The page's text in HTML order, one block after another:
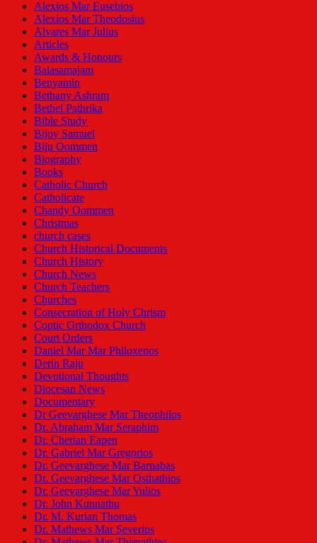
Alexios Mar Eusebios
Alexios Mar Theodosius
Alvares Mar Julius
Articles
Awards & Honours
Balasamajam
Benyamin
Bethany Ashram
Bethel Pathrika
Bible Study
Bijoy Samuel
Biju Oommen
Biography
Books
Catholic Church
Catholicate
Chandy Oommen
Christmas
church cases
Church Historical Documents
Church History
Church News
Church Teachers
Churches
Consecration of Holy Chrism
Coptic Orthodox Church
Court Orders
Daniel Mar Mar Philoxenos
Derin Raju
Devotional Thoughts
Diocesan News
Documentary
Dr Geevarghese Mar Theophilos
Dr. Abraham Mar Seraphim
Dr. Cherian Eapen
Dr. Gabriel Mar Gregorios
Dr. Geevarghese Mar Barnabas
Dr. Geevarghese Mar Osthathios
Dr. Geevarghese Mar Yulios
Dr. John Kunnathu
Dr. M. Kurian Thomas
Dr. Mathews Mar Severios